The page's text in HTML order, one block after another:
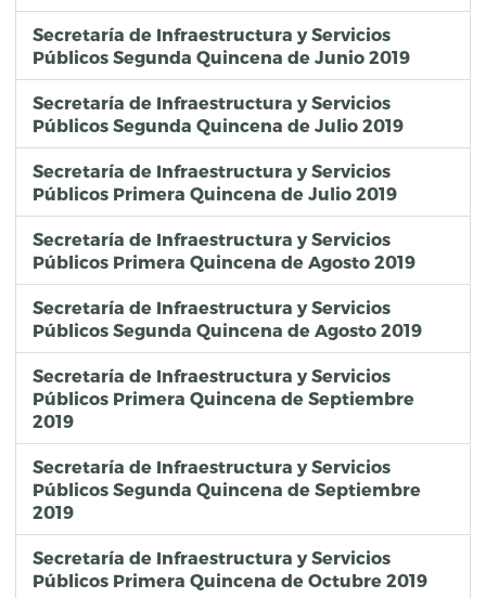
Secretaría de Infraestructura y Servicios
Públicos Segunda Quincena de Junio 2019
Secretaría de Infraestructura y Servicios
Públicos Segunda Quincena de Julio 2019
Secretaría de Infraestructura y Servicios
Públicos Primera Quincena de Julio 2019
Secretaría de Infraestructura y Servicios
Públicos Primera Quincena de Agosto 2019
Secretaría de Infraestructura y Servicios
Públicos Segunda Quincena de Agosto 2019
Secretaría de Infraestructura y Servicios
Públicos Primera Quincena de Septiembre
2019
Secretaría de Infraestructura y Servicios
Públicos Segunda Quincena de Septiembre
2019
Secretaría de Infraestructura y Servicios
Públicos Primera Quincena de Octubre 2019